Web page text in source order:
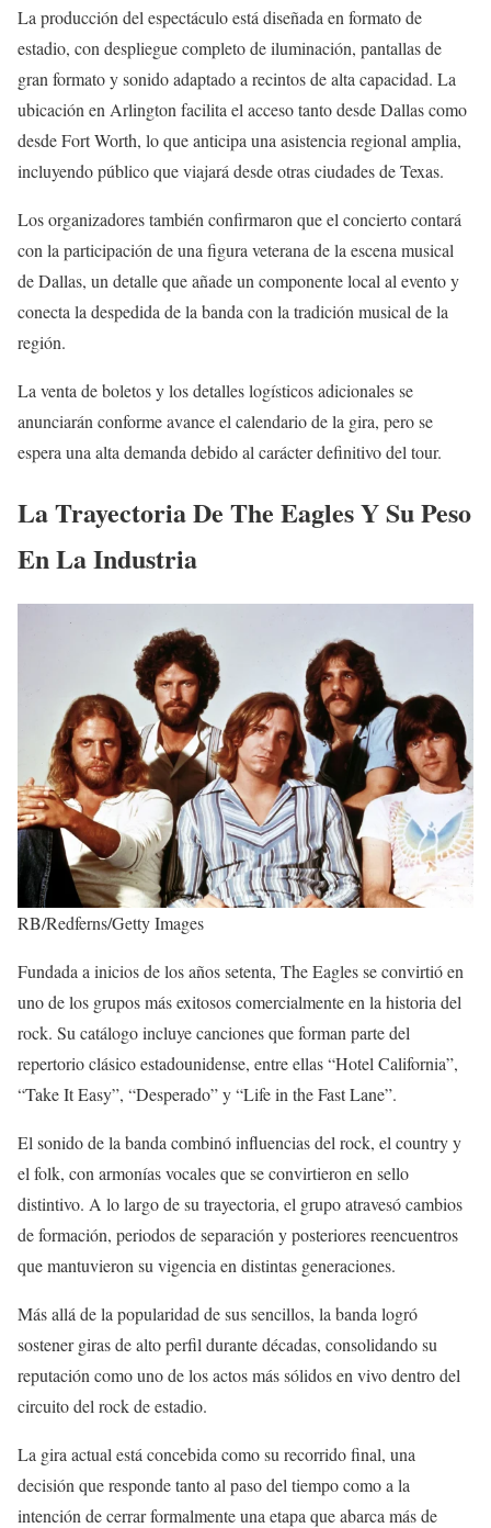
La producción del espectáculo está diseñada en formato de
estadio, con despliegue completo de iluminación, pantallas de
gran formato y sonido adaptado a recintos de alta capacidad. La
ubicación en Arlington facilita el acceso tanto desde Dallas como
desde Fort Worth, lo que anticipa una asistencia regional amplia,
incluyendo público que viajará desde otras ciudades de Texas.
Los organizadores también confirmaron que el concierto contará
con la participación de una figura veterana de la escena musical
de Dallas, un detalle que añade un componente local al evento y
conecta la despedida de la banda con la tradición musical de la
región.
La venta de boletos y los detalles logísticos adicionales se
anunciarán conforme avance el calendario de la gira, pero se
espera una alta demanda debido al carácter definitivo del tour.
La Trayectoria De The Eagles Y Su Peso
En La Industria
RB/Redferns/Getty Images
Fundada a inicios de los años setenta, The Eagles se convirtió en
uno de los grupos más exitosos comercialmente en la historia del
rock. Su catálogo incluye canciones que forman parte del
repertorio clásico estadounidense, entre ellas “Hotel California”,
“Take It Easy”, “Desperado” y “Life in the Fast Lane”.
El sonido de la banda combinó influencias del rock, el country y
el folk, con armonías vocales que se convirtieron en sello
distintivo. A lo largo de su trayectoria, el grupo atravesó cambios
de formación, periodos de separación y posteriores reencuentros
que mantuvieron su vigencia en distintas generaciones.
Más allá de la popularidad de sus sencillos, la banda logró
sostener giras de alto perfil durante décadas, consolidando su
reputación como uno de los actos más sólidos en vivo dentro del
circuito del rock de estadio.
La gira actual está concebida como su recorrido final, una
decisión que responde tanto al paso del tiempo como a la
intención de cerrar formalmente una etapa que abarca más de